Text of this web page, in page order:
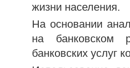
жизни населения.
На основании
на банковском
банковских услуг